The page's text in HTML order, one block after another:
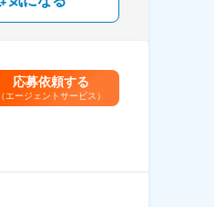
応募依頼する
（エージェントサービス）